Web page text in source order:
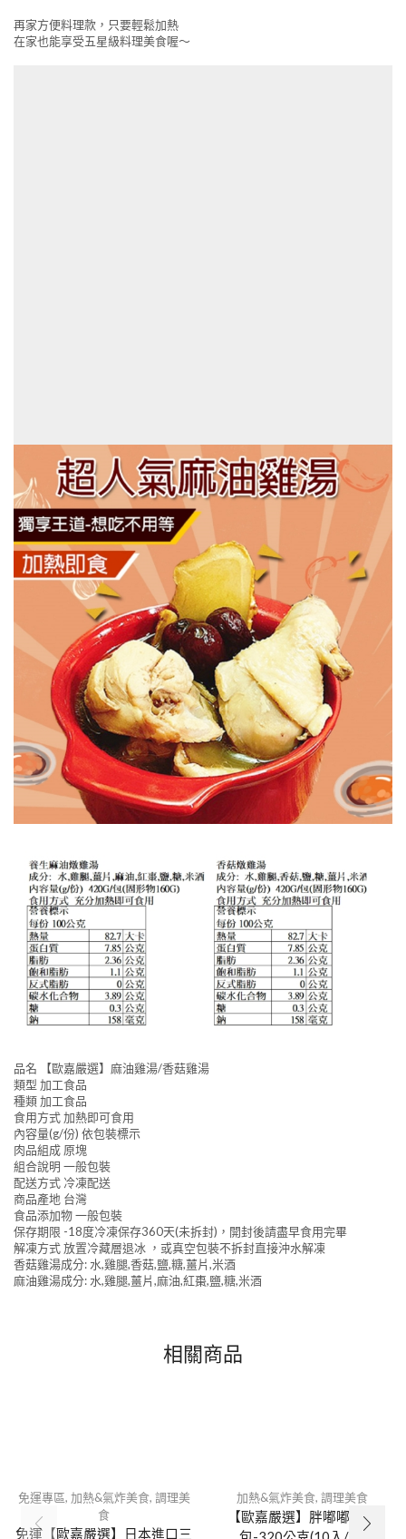
再家方便料理款，只要輕鬆加熱
在家也能享受五星級料理美食喔～
品名 【歐嘉嚴選】麻油雞湯/香菇雞湯
類型 加工食品
種類 加工食品
食用方式 加熱即可食用
內容量(g/份) 依包裝標示
肉品組成 原塊
組合說明 一般包裝
配送方式 冷凍配送
商品產地 台灣
食品添加物 一般包裝
保存期限 -18度冷凍保存360天(未拆封)，開封後請盡早食用完畢
解凍方式 放置冷藏層退冰 ，或真空包裝不拆封直接沖水解凍
香菇雞湯成分: 水,雞腿,香菇,鹽,糖,薑片,米酒
麻油雞湯成分: 水,雞腿,薑片,麻油,紅棗,鹽,糖,米酒
相關商品
免運專區, 加熱&氣炸美食, 調理美
食
免運【歐嘉嚴選】日本進口三
加熱&氣炸美食, 調理美食
【歐嘉嚴選】胖嘟嘟奶皇